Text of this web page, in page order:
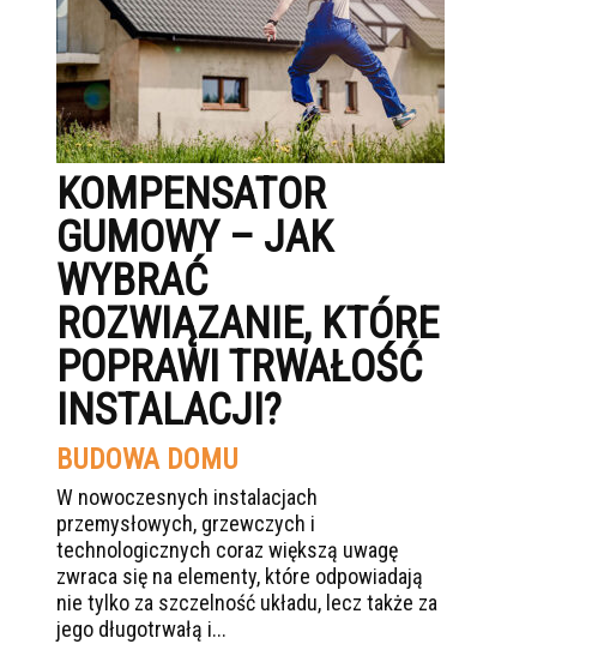
KOMPENSATOR
GUMOWY – JAK
WYBRAĆ
ROZWIĄZANIE, KTÓRE
POPRAWI TRWAŁOŚĆ
INSTALACJI?
BUDOWA DOMU
W nowoczesnych instalacjach
przemysłowych, grzewczych i
technologicznych coraz większą uwagę
zwraca się na elementy, które odpowiadają
nie tylko za szczelność układu, lecz także za
jego długotrwałą i...